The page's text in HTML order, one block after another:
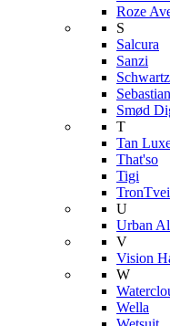
Roze
S
Salcura
Sanzi
Sebastian
Smød
T
Tan
That'so
Tigi
U
Urban
V
Vision
W
Wella